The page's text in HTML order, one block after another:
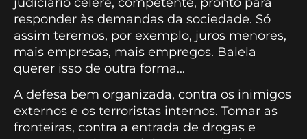
responder às demandas da sociedade. Só
assim teremos, por exemplo, juros menores,
mais empresas, mais empregos. Balela
querer isso de outra forma...
A defesa bem organizada, contra os inimigos
externos e os terroristas internos. Tomar as
fronteiras, contra a entrada de drogas e